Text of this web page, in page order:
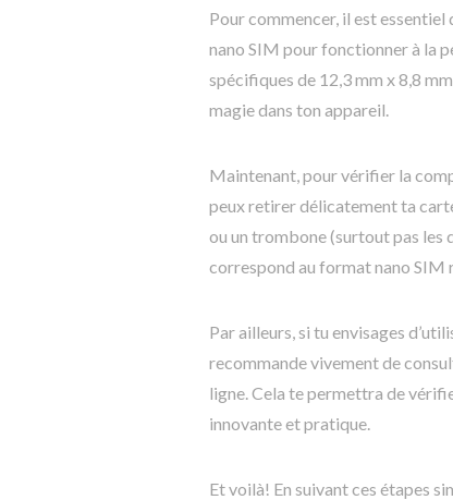
Pour commencer, il est
nano SIM pour fonctionner à la
spécifiques de 12,3 mm x 8,8
magie dans ton appareil.
Maintenant, pour vérifier la
peux retirer délicatement ta
ou un trombone (surtout pas les
correspond au format nano SIM
Par ailleurs, si tu envisages
recommande vivement de
ligne. Cela te permettra de
innovante et pratique.
Et voilà! En suivant ces étapes